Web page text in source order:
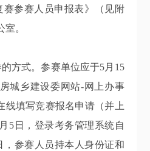
参赛人员申报表》（见附
。
方式。参赛单位应于5月15
城乡建设委网站-网上办事
线填写竞赛报名申请（并上
5日，登录考务管理系统自
，参赛人员持本人身份证和